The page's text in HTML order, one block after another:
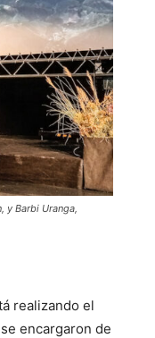
y Barbi Uranga,
realizando el
encargaron de